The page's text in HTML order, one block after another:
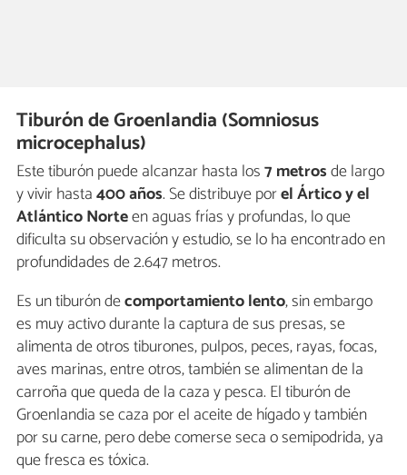
Tiburón de Groenlandia (Somniosus
microcephalus)
Este tiburón puede alcanzar hasta los7 metrosde largo
y vivir hasta400 años. Se distribuye porel Ártico y el
Atlántico Norteen aguas frías y profundas, lo que
dificulta su observación y estudio, se lo ha encontrado en
profundidades de 2.647 metros.
Es un tiburón decomportamiento lento, sin embargo
es muy activo durante la captura de sus presas, se
alimenta de otros tiburones, pulpos, peces, rayas, focas,
aves marinas, entre otros, también se alimentan de la
carroña que queda de la caza y pesca. El tiburón de
Groenlandia se caza por el aceite de hígado y también
por su carne, pero debe comerse seca o semipodrida, ya
que fresca es tóxica.